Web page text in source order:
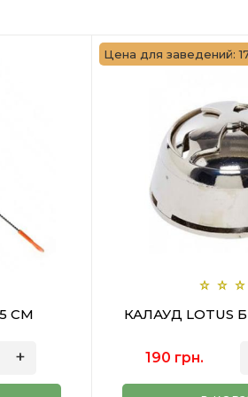
СМ
Цена для заведений:
КАЛАУД LOTUS
190 грн.